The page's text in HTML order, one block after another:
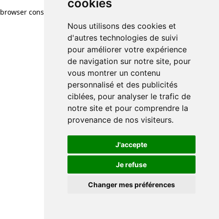
cookies
Nous utilisons des cookies et
d'autres technologies de suivi
pour améliorer votre expérience
de navigation sur notre site, pour
vous montrer un contenu
personnalisé et des publicités
ciblées, pour analyser le trafic de
notre site et pour comprendre la
provenance de nos visiteurs.
J'accepte
Je refuse
Changer mes préférences
browser console for more information)